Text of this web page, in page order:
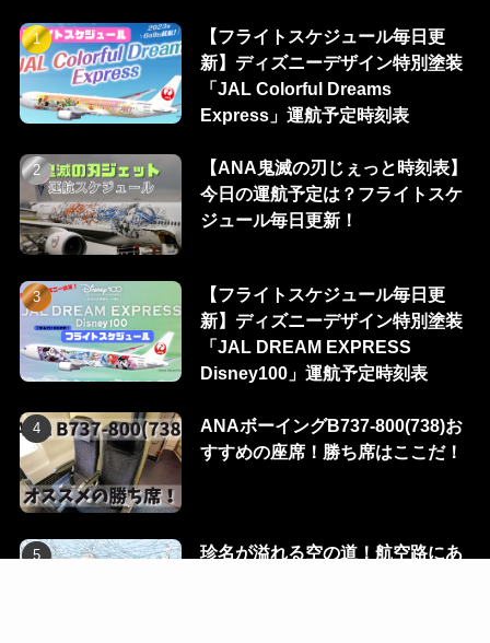
【フライトスケジュール毎日更
新】ディズニーデザイン特別塗装
「JAL Colorful Dreams
Express」運航予定時刻表
【ANA鬼滅の刃じぇっと時刻表】
今日の運航予定は？フライトスケ
ジュール毎日更新！
【フライトスケジュール毎日更
新】ディズニーデザイン特別塗装
「JAL DREAM EXPRESS
Disney100」運航予定時刻表
ANAボーイングB737-800(738)お
すすめの座席！勝ち席はここだ！
珍名が溢れる空の道！航空路にあ